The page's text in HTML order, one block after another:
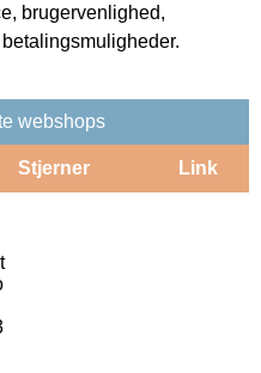
brugervenlighed,
webshops
Stjerner Link